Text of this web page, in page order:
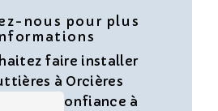
nous pour plus
faire installer
à Orcières
Faites confiance à